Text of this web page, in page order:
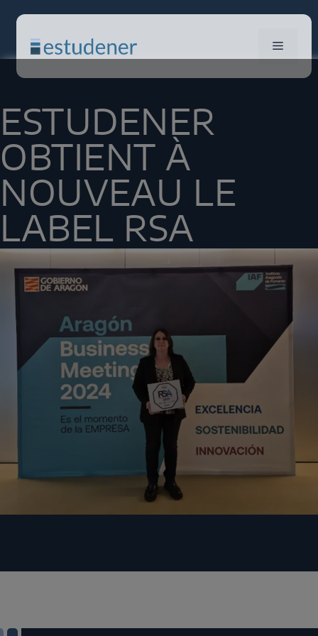
ESTUDENER
OBTIENT À
NOUVEAU LE
LABEL RSA